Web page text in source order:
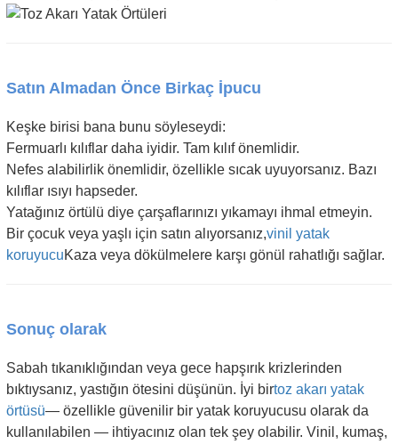
Satın Almadan Önce Birkaç İpucu
Keşke birisi bana bunu söyleseydi:
Fermuarlı kılıflar daha iyidir. Tam kılıf önemlidir.
Nefes alabilirlik önemlidir, özellikle sıcak uyuyorsanız. Bazı
kılıflar ısıyı hapseder.
Yatağınız örtülü diye çarşaflarınızı yıkamayı ihmal etmeyin.
Bir çocuk veya yaşlı için satın alıyorsanız,vinil yatak
koruyucuKaza veya dökülmelere karşı gönül rahatlığı sağlar.
Sonuç olarak
Sabah tıkanıklığından veya gece hapşırık krizlerinden
bıktıysanız, yastığın ötesini düşünün. İyi birtoz akarı yatak
örtüsü— özellikle güvenilir bir yatak koruyucusu olarak da
kullanılabilen — ihtiyacınız olan tek şey olabilir. Vinil, kumaş,